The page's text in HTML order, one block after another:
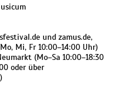
und zamus.de,
Mi, Fr 10:00–14:00 Uhr)
(Mo–Sa 10:00–18:30
oder über